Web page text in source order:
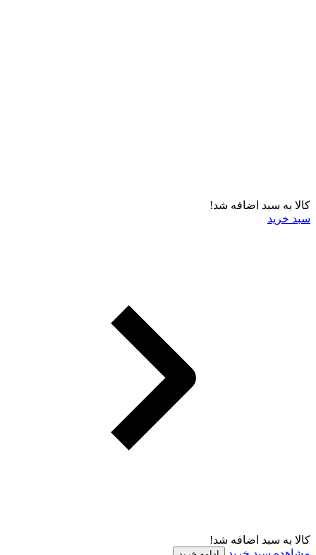
کالا به سبد اضافه شد!
سبد خرید
کالا به سبد اضافه شد!